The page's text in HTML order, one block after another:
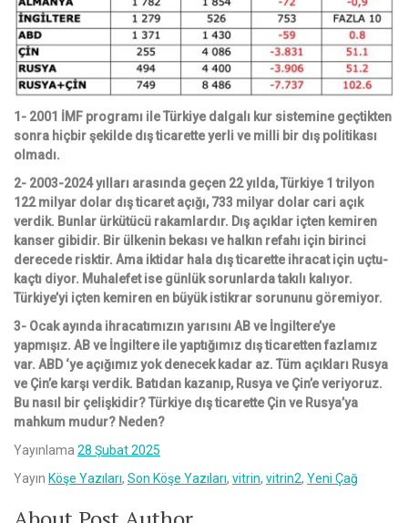
1- 2001 İMF programı ile Türkiye dalgalı kur sistemine geçtikten
sonra hiçbir şekilde dış ticarette yerli ve milli bir dış politikası
olmadı.
2- 2003-2024 yılları arasında geçen 22 yılda, Türkiye 1 trilyon
122 milyar dolar dış ticaret açığı, 733 milyar dolar cari açık
verdik. Bunlar ürkütücü rakamlardır. Dış açıklar içten kemiren
kanser gibidir. Bir ülkenin bekası ve halkın refahı için birinci
derecede risktir. Ama iktidar hala dış ticarette ihracat için uçtu-
kaçtı diyor. Muhalefet ise günlük sorunlarda takılı kalıyor.
Türkiye’yi içten kemiren en büyük istikrar sorununu göremiyor.
3- Ocak ayında ihracatımızın yarısını AB ve İngiltere’ye
yapmışız. AB ve İngiltere ile yaptığımız dış ticaretten fazlamız
var. ABD ‘ye açığımız yok denecek kadar az. Tüm açıkları Rusya
ve Çin’e karşı verdik. Batıdan kazanıp, Rusya ve Çin’e veriyoruz.
Bu nasıl bir çelişkidir? Türkiye dış ticarette Çin ve Rusya’ya
mahkum mudur? Neden?
Yayınlama 28 Şubat 2025
Yayın Köşe Yazıları, Son Köşe Yazıları, vitrin, vitrin2, Yeni Çağ